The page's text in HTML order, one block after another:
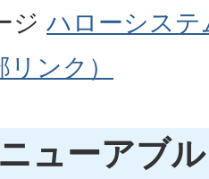
ジ ハローシス
ンク）
ューアブ